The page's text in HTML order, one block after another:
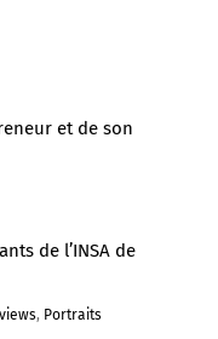
et de son
de l’INSA de
, Portraits